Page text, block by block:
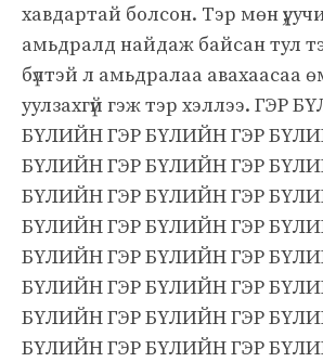
хавдартай болсон. Тэр мөн үү,
амьдралд найдаж байсан тул
бүлтэй л амьдралаа авахаасаа
уулзахгүй гэж тэр хэллээ. ГЭР
БҮЛИЙН ГЭР БҮЛИЙН ГЭР
БҮЛИЙН ГЭР БҮЛИЙН ГЭР
БҮЛИЙН ГЭР БҮЛИЙН ГЭР
БҮЛИЙН ГЭР БҮЛИЙН ГЭР
БҮЛИЙН ГЭР БҮЛИЙН ГЭР
БҮЛИЙН ГЭР БҮЛИЙН ГЭР
БҮЛИЙН ГЭР БҮЛИЙН ГЭР
БҮЛИЙН ГЭР БҮЛИЙН ГЭР